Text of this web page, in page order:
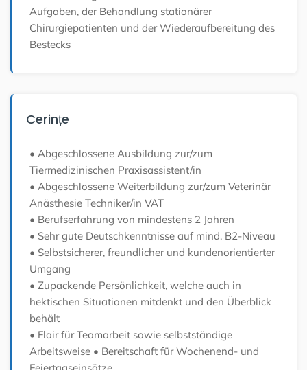
Aufgaben, der Behandlung stationärer
Chirurgiepatienten und der Wiederaufbereitung des
Bestecks
Cerințe
• Abgeschlossene Ausbildung zur/zum
Tiermedizinischen Praxisassistent/in
• Abgeschlossene Weiterbildung zur/zum Veterinär
Anästhesie Techniker/in VAT
• Berufserfahrung von mindestens 2 Jahren
• Sehr gute Deutschkenntnisse auf mind. B2-Niveau
• Selbstsicherer, freundlicher und kundenorientierter
Umgang
• Zupackende Persönlichkeit, welche auch in
hektischen Situationen mitdenkt und den Überblick
behält
• Flair für Teamarbeit sowie selbstständige
Arbeitsweise • Bereitschaft für Wochenend- und